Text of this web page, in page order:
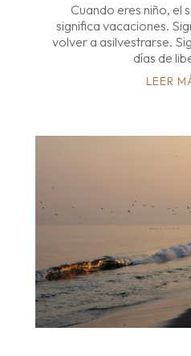
Cuando eres niño, el
significa vacaciones.
volver a asilvestrarse.
días de
LEER